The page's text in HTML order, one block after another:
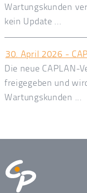
Wartungskunden
kein Update ...
30. April 2026 -
Die neue CAPLAN-
freigegeben und
Wartungskunden ...